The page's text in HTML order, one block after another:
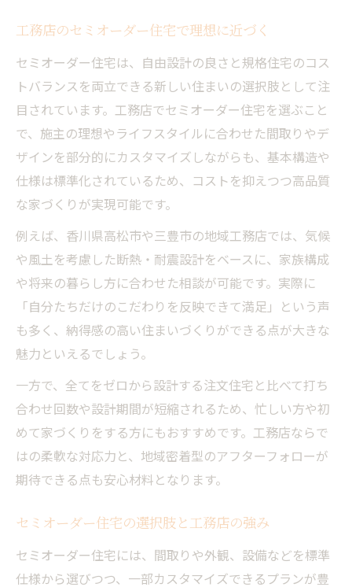
工務店のセミオーダー住宅で理想に近づく
セミオーダー住宅は、自由設計の良さと規格住宅のコス
トバランスを両立できる新しい住まいの選択肢として注
目されています。工務店でセミオーダー住宅を選ぶこと
で、施主の理想やライフスタイルに合わせた間取りやデ
ザインを部分的にカスタマイズしながらも、基本構造や
仕様は標準化されているため、コストを抑えつつ高品質
な家づくりが実現可能です。
例えば、香川県高松市や三豊市の地域工務店では、気候
や風土を考慮した断熱・耐震設計をベースに、家族構成
や将来の暮らし方に合わせた相談が可能です。実際に
「自分たちだけのこだわりを反映できて満足」という声
も多く、納得感の高い住まいづくりができる点が大きな
魅力といえるでしょう。
一方で、全てをゼロから設計する注文住宅と比べて打ち
合わせ回数や設計期間が短縮されるため、忙しい方や初
めて家づくりをする方にもおすすめです。工務店ならで
はの柔軟な対応力と、地域密着型のアフターフォローが
期待できる点も安心材料となります。
セミオーダー住宅の選択肢と工務店の強み
セミオーダー住宅には、間取りや外観、設備などを標準
仕様から選びつつ、一部カスタマイズできるプランが豊